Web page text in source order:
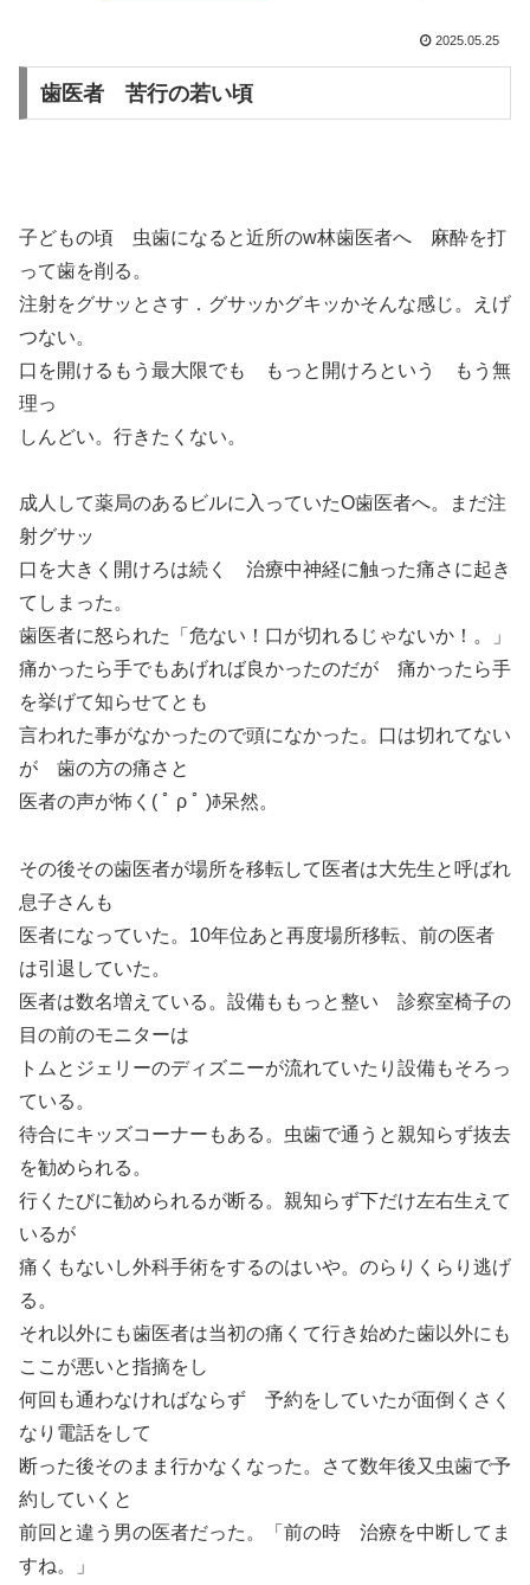
2025.05.25
歯医者 苦行の若い頃
子どもの頃 虫歯になると近所のw林歯医者へ 麻酔を打
って歯を削る。
注射をグサッとさす．グサッかグキッかそんな感じ。えげ
つない。
口を開けるもう最大限でも もっと開けろという もう無
理っ
しんどい。行きたくない。
成人して薬局のあるビルに入っていたO歯医者へ。まだ注
射グサッ
口を大きく開けろは続く 治療中神経に触った痛さに起き
てしまった。
歯医者に怒られた「危ない！口が切れるじゃないか！。」
痛かったら手でもあげれば良かったのだが 痛かったら手
を挙げて知らせてとも
言われた事がなかったので頭になかった。口は切れてない
が 歯の方の痛さと
医者の声が怖く( ﾟ ρ ﾟ )ﾎ呆然。
その後その歯医者が場所を移転して医者は大先生と呼ばれ
息子さんも
医者になっていた。10年位あと再度場所移転、前の医者
は引退していた。
医者は数名増えている。設備ももっと整い 診察室椅子の
目の前のモニターは
トムとジェリーのディズニーが流れていたり設備もそろっ
ている。
待合にキッズコーナーもある。虫歯で通うと親知らず抜去
を勧められる。
行くたびに勧められるが断る。親知らず下だけ左右生えて
いるが
痛くもないし外科手術をするのはいや。のらりくらり逃げ
る。
それ以外にも歯医者は当初の痛くて行き始めた歯以外にも
ここが悪いと指摘をし
何回も通わなければならず 予約をしていたが面倒くさく
なり電話をして
断った後そのまま行かなくなった。さて数年後又虫歯で予
約していくと
前回と違う男の医者だった。「前の時 治療を中断してま
すね。」